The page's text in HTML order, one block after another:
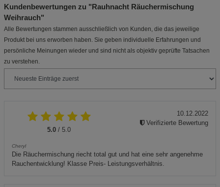
Kundenbewertungen zu "Rauhnacht Räuchermischung
Weihrauch"
Alle Bewertungen stammen ausschließlich von Kunden, die das jeweilige
Produkt bei uns erworben haben. Sie geben individuelle Erfahrungen und
persönliche Meinungen wieder und sind nicht als objektiv geprüfte Tatsachen
zu verstehen.
5.0 / 5.0
Cheryl
Die Räuchermischung riecht total gut und hat eine sehr angenehme
Rauchentwicklung! Klasse Preis- Leistungsverhältnis.
10.12.2022
Verifizierte Bewertung